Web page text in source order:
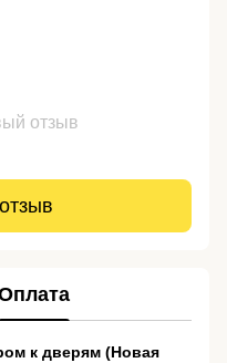
отзыв
к дверям (Новая